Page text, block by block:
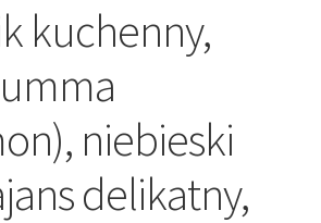
kuchenny,
niebieski
delikatny,